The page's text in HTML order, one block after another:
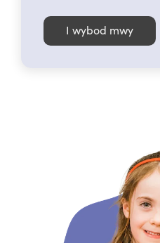
I wybod mwy